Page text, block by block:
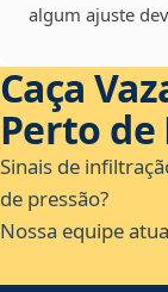
algum ajuste
Caça
Perto de
Sinais de
de pressão?
Nossa equipe